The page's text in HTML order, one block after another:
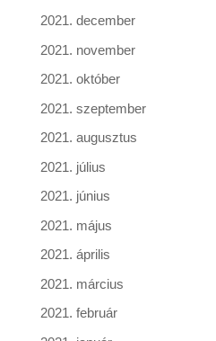
2021. december
2021. november
2021. október
2021. szeptember
2021. augusztus
2021. július
2021. június
2021. május
2021. április
2021. március
2021. február